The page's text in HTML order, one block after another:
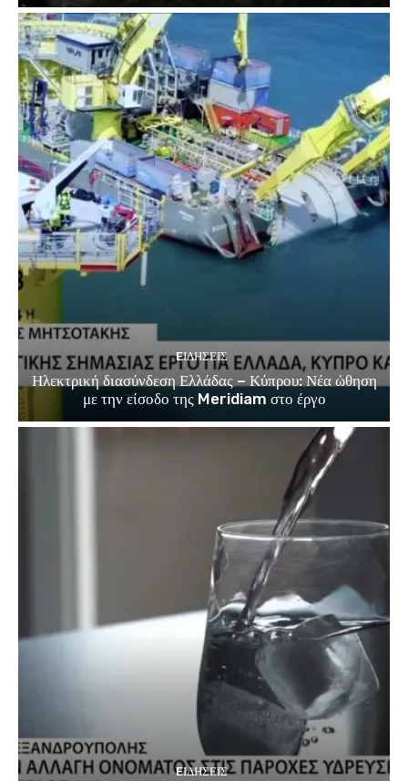
EΙΔΗΣΕΙΣ
Ηλεκτρική διασύνδεση Ελλάδας – Κύπρου: Νέα ώθηση
με την είσοδο της Meridiam στο έργο
EΙΔΗΣΕΙΣ